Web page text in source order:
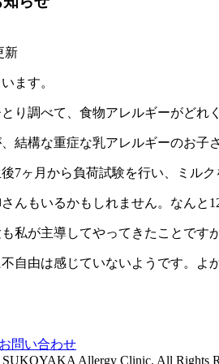
新
ます。
り調べて、食物アレルギーがどれ
結構な重症な乳アレルギーのお子
7ヶ月から負荷試験を行い、ミル
んもいるかもしれません。なんと
私が主導してやってきたことです
自由は感じていないようです。よ
お問い合わせ
Allergy Clinic. All Rights